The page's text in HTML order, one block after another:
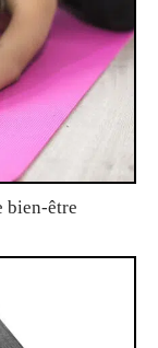
bien-être